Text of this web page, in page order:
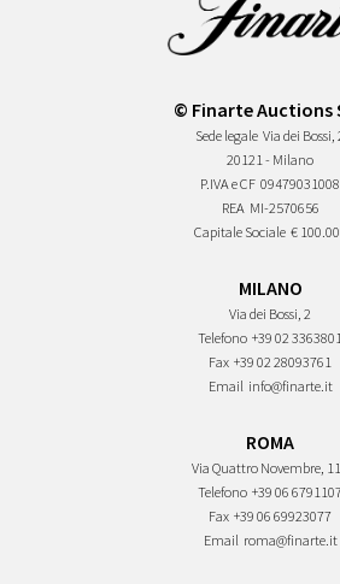
© Finarte Auctions
Sede legale Via dei Bossi,
20121 - Milano
P.IVA e CF 09479031008
REA MI-2570656
Capitale Sociale €
MILANO
Via dei Bossi, 2
Telefono +39 02
Fax +39 02 28093761
Email info@finarte.it
ROMA
Via Quattro Novembre,
Telefono +39 06
Fax +39 06 69923077
Email roma@finarte.it